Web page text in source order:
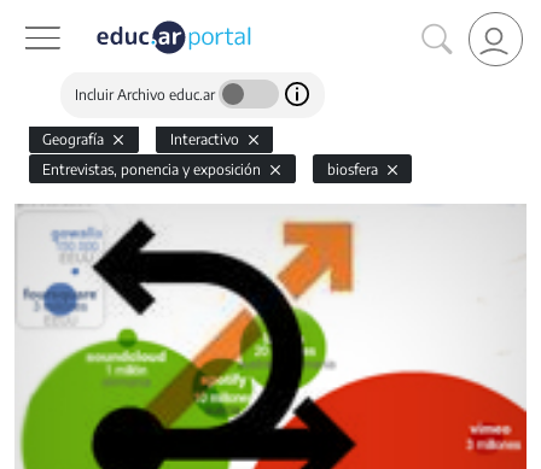
Incluir Archivo educ.ar
Geografía
Interactivo
Entrevistas, ponencia y exposición
biosfera